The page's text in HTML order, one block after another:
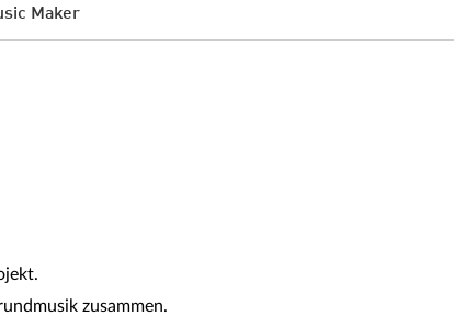
Maker
zusammen.